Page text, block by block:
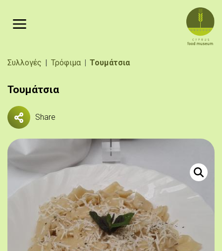
Breadcrumb
Συλλογές Τρόφιμα Τουμάτσια
Τουμάτσια
Share